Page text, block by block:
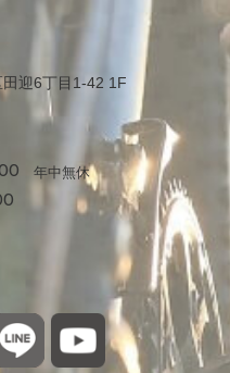
田迎6丁目1-42 1F
年中無休